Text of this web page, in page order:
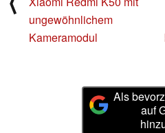
ungewöhnlichem
Kameramodul
Als
auf